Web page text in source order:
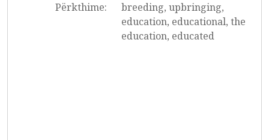
Përkthime:
breeding, upbringing,
education, educational, the
education, educated